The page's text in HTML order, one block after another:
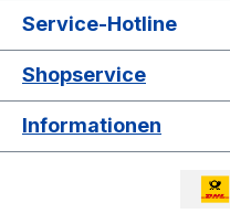
Service-Hotline
Shopservice
Informationen